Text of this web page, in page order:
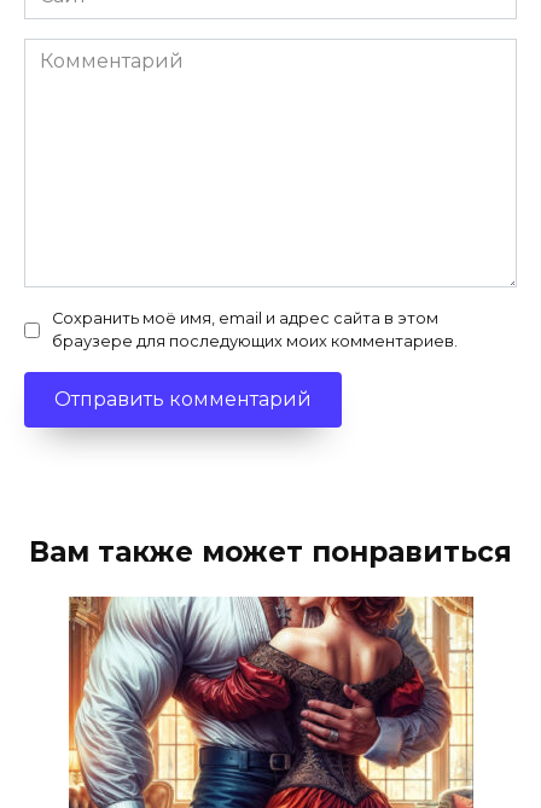
Комментарий
Сохранить моё имя, email и адрес сайта в этом
браузере для последующих моих комментариев.
Вам также может понравиться